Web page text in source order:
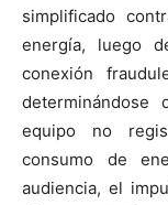
simplificado
energía, luego
conexión
equipo no
consumo de
audiencia, el